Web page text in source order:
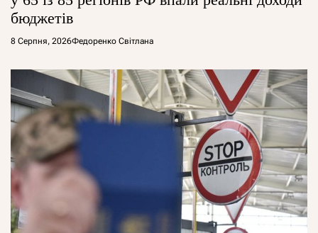
бюджетів
8 Серпня, 2026Федоренко Світлана